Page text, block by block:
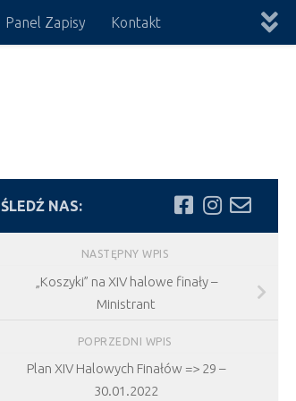
Panel Zapisy Kontakt
ŚLEDŹ NAS:
NASTĘPNY WPIS
„Koszyki” na XIV halowe finały –
Ministrant
POPRZEDNI WPIS
Plan XIV Halowych Finałów => 29 –
30.01.2022